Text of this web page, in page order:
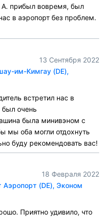
А. прибыл вовремя, был
в аэропорт без проблем.
13 Сентября 2022
им-Кимгау (DE),
встретил нас в
очень
была минивэном с
мы оба могли отдохнуть
буду рекомендовать вас!
18 Февраля 2022
(DE), Эконом
Приятно удивило, что